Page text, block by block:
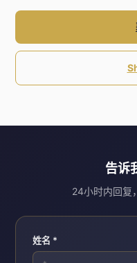
告诉
24小时内回复
姓名 *